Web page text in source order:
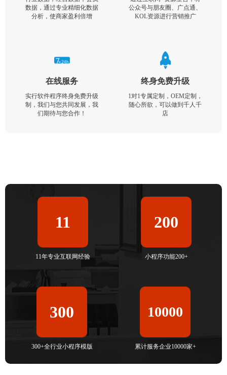
数据，通过专业精细化数据
分析，使商家盈利倍增
公众号与朋友圈、广点通、
KOL资源进行营销推广
在线服务
实行软件程序终身免费升级
制，我们与您共同发展，我
们期待与您合作！
终身免费升级
1对1专属定制，OEM定制，
随心所欲，可以做到千人千
店
11
11年专业互联网经验
200
小程序功能200+
300
300+全行业小程序模版
10000
累计服务企业10000家+